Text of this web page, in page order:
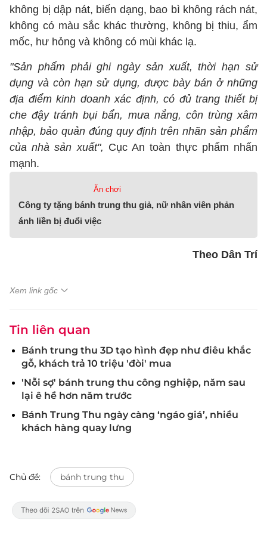
không bị dập nát, biến dạng, bao bì không rách nát,
không có màu sắc khác thường, không bị thiu, ẩm
mốc, hư hỏng và không có mùi khác lạ.
"Sản phẩm phải ghi ngày sản xuất, thời hạn sử
dụng và còn hạn sử dụng, được bày bán ở những
địa điểm kinh doanh xác định, có đủ trang thiết bị
che đậy tránh bụi bẩn, mưa nắng, côn trùng xâm
nhập, bảo quản đúng quy định trên nhãn sản phẩm
của nhà sản xuất", Cục An toàn thực phẩm nhấn
mạnh.
Ăn chơi
Công ty tặng bánh trung thu giả, nữ nhân viên phản
ánh liền bị đuổi việc
Theo Dân Trí
Xem link gốc
Tin liên quan
Bánh trung thu 3D tạo hình đẹp như điêu khắc
gỗ, khách trả 10 triệu 'đòi' mua
'Nỗi sợ' bánh trung thu công nghiệp, năm sau
lại ê hề hơn năm trước
Bánh Trung Thu ngày càng ‘ngáo giá’, nhiều
khách hàng quay lưng
Chủ đề: bánh trung thu